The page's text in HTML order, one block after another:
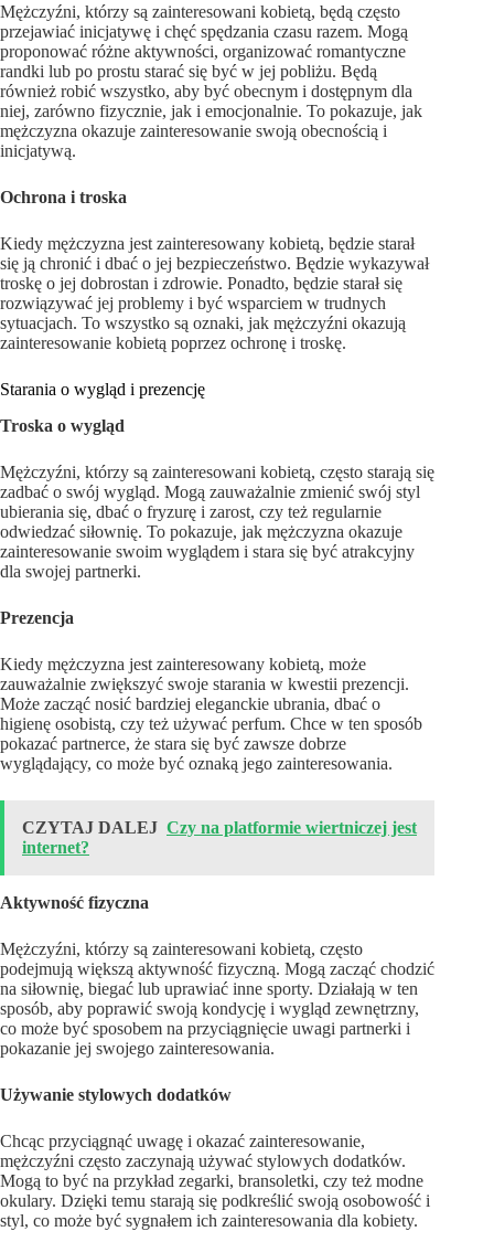
Mężczyźni, którzy są zainteresowani kobietą, będą często
przejawiać inicjatywę i chęć spędzania czasu razem. Mogą
proponować różne aktywności, organizować romantyczne
randki lub po prostu starać się być w jej pobliżu. Będą
również robić wszystko, aby być obecnym i dostępnym dla
niej, zarówno fizycznie, jak i emocjonalnie. To pokazuje, jak
mężczyzna okazuje zainteresowanie swoją obecnością i
inicjatywą.
Ochrona i troska
Kiedy mężczyzna jest zainteresowany kobietą, będzie starał
się ją chronić i dbać o jej bezpieczeństwo. Będzie wykazywał
troskę o jej dobrostan i zdrowie. Ponadto, będzie starał się
rozwiązywać jej problemy i być wsparciem w trudnych
sytuacjach. To wszystko są oznaki, jak mężczyźni okazują
zainteresowanie kobietą poprzez ochronę i troskę.
Starania o wygląd i prezencję
Troska o wygląd
Mężczyźni, którzy są zainteresowani kobietą, często starają się
zadbać o swój wygląd. Mogą zauważalnie zmienić swój styl
ubierania się, dbać o fryzurę i zarost, czy też regularnie
odwiedzać siłownię. To pokazuje, jak mężczyzna okazuje
zainteresowanie swoim wyglądem i stara się być atrakcyjny
dla swojej partnerki.
Prezencja
Kiedy mężczyzna jest zainteresowany kobietą, może
zauważalnie zwiększyć swoje starania w kwestii prezencji.
Może zacząć nosić bardziej eleganckie ubrania, dbać o
higienę osobistą, czy też używać perfum. Chce w ten sposób
pokazać partnerce, że stara się być zawsze dobrze
wyglądający, co może być oznaką jego zainteresowania.
CZYTAJ DALEJ Czy na platformie wiertniczej jest
internet?
Aktywność fizyczna
Mężczyźni, którzy są zainteresowani kobietą, często
podejmują większą aktywność fizyczną. Mogą zacząć chodzić
na siłownię, biegać lub uprawiać inne sporty. Działają w ten
sposób, aby poprawić swoją kondycję i wygląd zewnętrzny,
co może być sposobem na przyciągnięcie uwagi partnerki i
pokazanie jej swojego zainteresowania.
Używanie stylowych dodatków
Chcąc przyciągnąć uwagę i okazać zainteresowanie,
mężczyźni często zaczynają używać stylowych dodatków.
Mogą to być na przykład zegarki, bransoletki, czy też modne
okulary. Dzięki temu starają się podkreślić swoją osobowość i
styl, co może być sygnałem ich zainteresowania dla kobiety.